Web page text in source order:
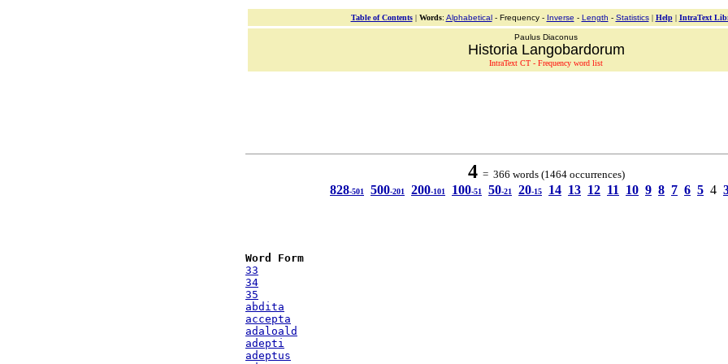
Table of Contents| Words: Alphabetical- Frequency - Inverse - Length - Statistics| Help| IntraText
Paulus Diaconus
Historia Langobardorum
IntraText CT - Frequency word list
4= 366 words (1464 occurrences)
828-501 500-201 200-101 100-51 50-21 20-15 14 13 12 11 10 9 8 7 6 5 4
Word Form
33
34
35
abdita
accepta
adaloald
adepti
adeptus